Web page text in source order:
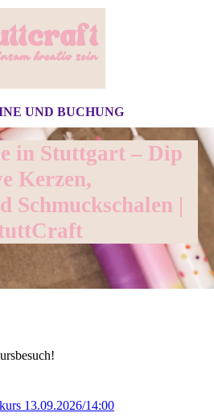
UND BUCHUNG
in Stuttgart – Dip
Kerzen,
Schmuckschalen |
13.09.2026/14:00